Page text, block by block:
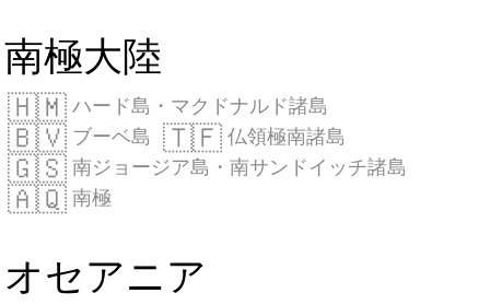
南極大陸
🇭🇲 ハード島・マクドナルド諸島
🇧🇻 ブーベ島 🇹🇫 仏領極南諸島
🇬🇸 南ジョージア島・南サンドイッチ諸島
🇦🇶 南極
オセアニア